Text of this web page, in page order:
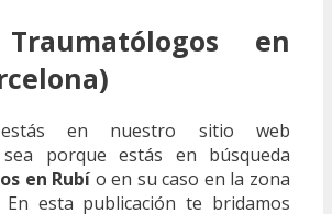
en
en nuestro sitio web
sea porque estás en búsqueda
en Rubí o en su caso en la zona
En esta publicación te bridamos